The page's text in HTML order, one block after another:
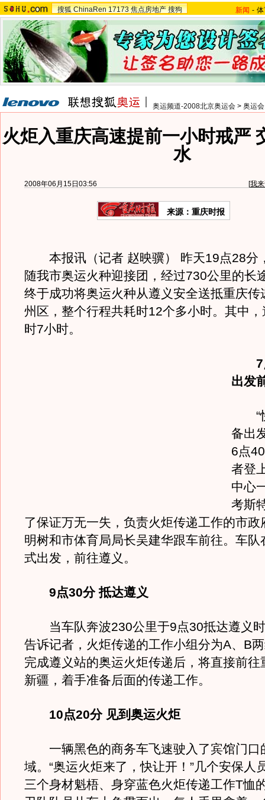
搜狐 ChinaRen 17173 焦点房地产 搜狗 新闻 -
奥运频道-2008北京奥运会 > 奥运
火炬入重庆高速提前一小时戒严
水
2008年06月15日03:56 [我
来源：重庆时报
本报讯（记者 赵映骥） 昨天19点28分
随我市奥运火种迎接团，经过730公里的长
终于成功将奥运火种从遵义安全送抵重庆传
州区，整个行程共耗时12个多小时。其中
时7小时。
出发
“快
备出
6点
者登
中心
考斯
了保证万无一失，负责火炬传递工作的市政
明树和市体育局局长吴建华跟车前往。车队
式出发，前往遵义。
9点30分 抵达遵义
当车队奔波230公里于9点30抵达遵义
告诉记者，火炬传递的工作小组分为A、B
完成遵义站的奥运火炬传递后，将直接前往
新疆，着手准备后面的传递工作。
10点20分 见到奥运火炬
一辆黑色的商务车飞速驶入了宾馆门口
域。“奥运火炬来了，快让开！”几个安保人
三个身材魁梧、身穿蓝色火炬传递工作T恤